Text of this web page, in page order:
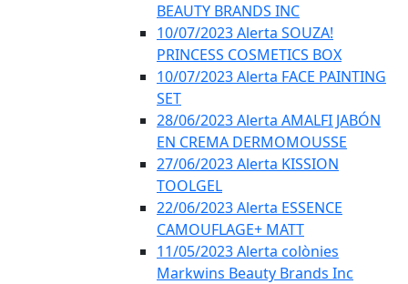
BEAUTY BRANDS INC
10/07/2023 Alerta SOUZA!
PRINCESS COSMETICS BOX
10/07/2023 Alerta FACE PAINTING
SET
28/06/2023 Alerta AMALFI JABÓN
EN CREMA DERMOMOUSSE
27/06/2023 Alerta KISSION
TOOLGEL
22/06/2023 Alerta ESSENCE
CAMOUFLAGE+ MATT
11/05/2023 Alerta colònies
Markwins Beauty Brands Inc